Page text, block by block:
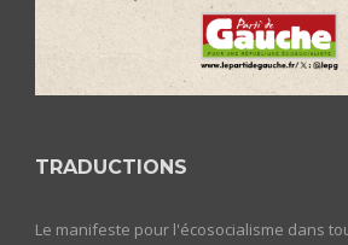
TRADUCTIONS
Le manifeste pour l'écosocialisme dans